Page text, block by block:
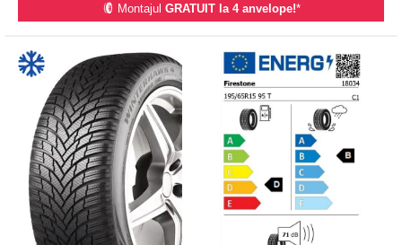
Montajul GRATUIT la 4 anvelope!*